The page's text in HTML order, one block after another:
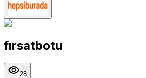
fırsatbotu
28